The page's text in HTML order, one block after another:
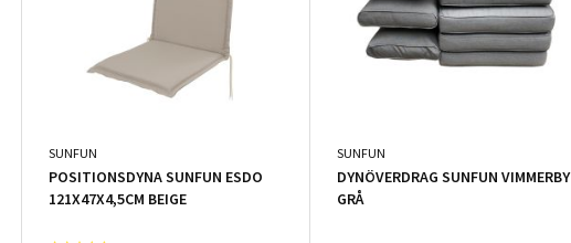
SUNFUN
POSITIONSDYNA SUNFUN ESDO
121X47X4,5CM BEIGE
SUNFUN
DYNÖVERDRAG SUNFUN VIMMERBY
GRÅ